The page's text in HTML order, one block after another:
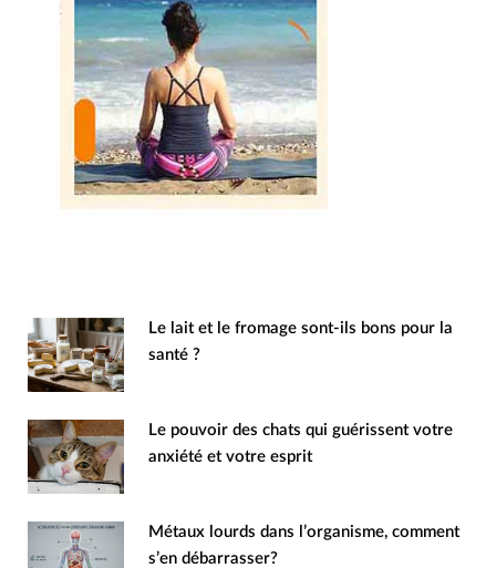
Le lait et le fromage sont-ils bons pour la
santé ?
Le pouvoir des chats qui guérissent votre
anxiété et votre esprit
Métaux lourds dans l’organisme, comment
s’en débarrasser?